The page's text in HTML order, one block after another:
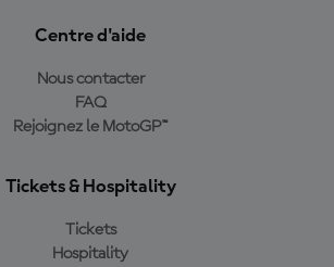
Centre d'aide
Nous contacter
FAQ
Rejoignez le MotoGP™
Tickets & Hospitality
Tickets
Hospitality